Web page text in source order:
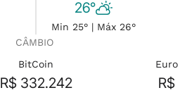
26°
Min 25° | Máx 26°
CÂMBIO
BitCoin
R$ 332.242
Euro
R$